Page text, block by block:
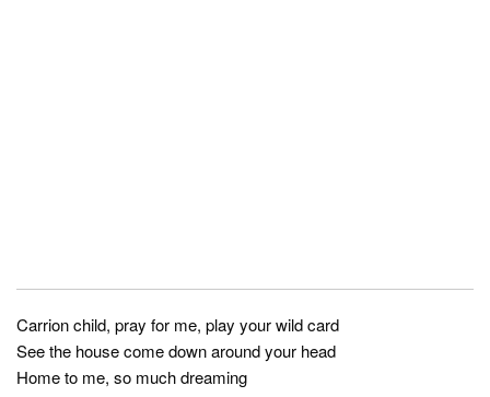
Carrion child, pray for me, play your wild card
See the house come down around your head
Home to me, so much dreaming